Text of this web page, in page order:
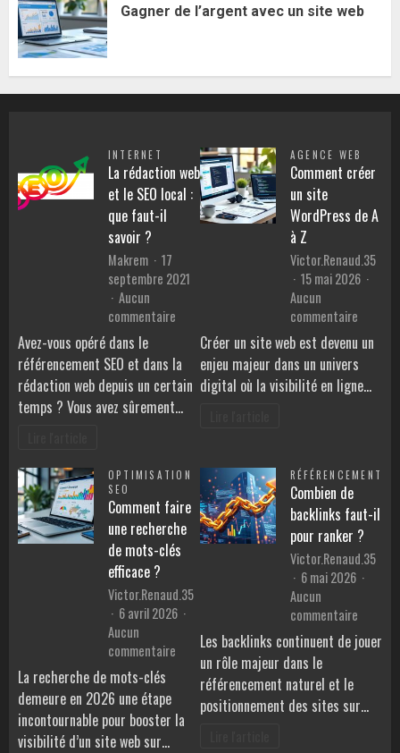
Gagner de l’argent avec un site web
INTERNET
La rédaction web
et le SEO local :
que faut-il
savoir ?
Makrem
17
septembre 2021
Aucun
commentaire
rédaction
web
et
le
:
que
faut-
il
savoir
?
Avez-vous opéré dans le
référencement SEO et dans la
rédaction web depuis un certain
temps ? Vous avez sûrement…
AGENCE WEB
Comment créer
un site
WordPress de A
à Z
Victor.Renaud.35
15 mai 2026
Aucun
commentaire
créer
un
site
à
Z
Créer un site web est devenu un
enjeu majeur dans un univers
digital où la visibilité en ligne…
OPTIMISATION
SEO
Comment faire
une recherche
de mots-clés
efficace ?
Victor.Renaud.35
6 avril 2026
Aucun
commentaire
Comment
recherche
La recherche de mots-clés
demeure en 2026 une étape
incontournable pour booster la
visibilité d’un site web sur…
RÉFÉRENCEMENT
Combien de
backlinks faut-il
pour ranker ?
Victor.Renaud.35
6 mai 2026
Aucun
commentaire
de
il
Les backlinks continuent de jouer
un rôle majeur dans le
référencement naturel et le
positionnement des sites sur…